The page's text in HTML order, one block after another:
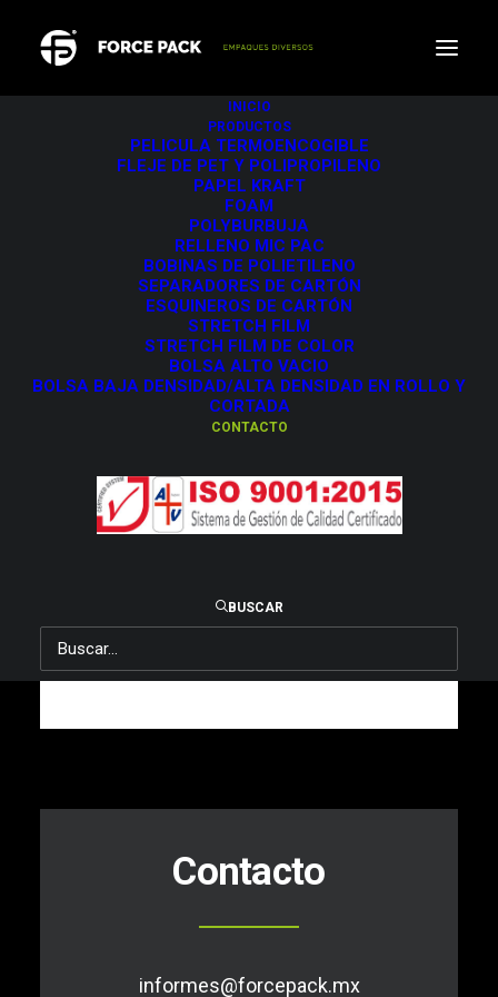
INICIO
PRODUCTOS
PELICULA TERMOENCOGIBLE
FLEJE DE PET Y POLIPROPILENO
PAPEL KRAFT
FOAM
POLYBURBUJA
RELLENO MIC PAC
BOBINAS DE POLIETILENO
SEPARADORES DE CARTÓN
ESQUINEROS DE CARTÓN
STRETCH FILM
STRETCH FILM DE COLOR
BOLSA ALTO VACIO
BOLSA BAJA DENSIDAD/ALTA DENSIDAD EN ROLLO Y
CORTADA
CONTACTO
BUSCAR
Escríbenos
Contacto
informes@forcepack.mx